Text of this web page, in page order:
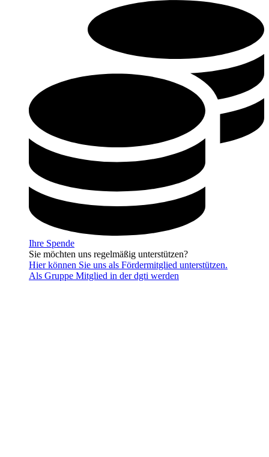
Ihre Spende
Sie möchten uns regelmäßig unterstützen?
Hier können Sie uns als Fördermitglied unterstützen.
Als Gruppe Mitglied in der dgti werden